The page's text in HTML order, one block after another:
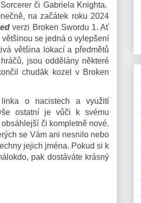
či Gabriela Knighta.
na začátek roku 2024
verzi Broken Swordu 1. Ať
se jedná o vylepšení
většina lokací a předmětů
jsou oddělány některé
chudák kozel v Broken
o nacistech a využití
ostatní je vůči k svému
či kompletně nové.
se Vám ani nesnilo nebo
jejich jména. Pokud si k
pak dostáváte krásný